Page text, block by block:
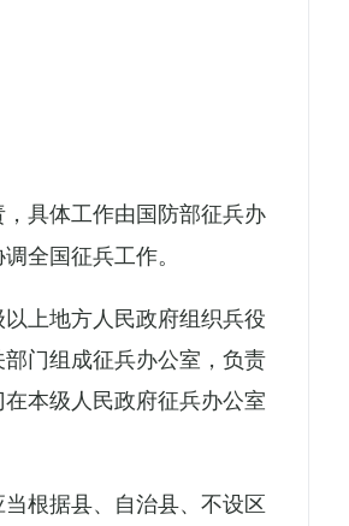
具体工作由国防部征兵办
全国征兵工作。
上地方人民政府组织兵役
门组成征兵办公室，负责
本级人民政府征兵办公室
根据县、自治县、不设区